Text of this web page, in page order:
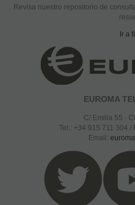
Revisa nuestro repositorio de
Ir a
EUROMA
C/ Emilia 55 ·
Tel.: +34 915 711 304 /
Email: